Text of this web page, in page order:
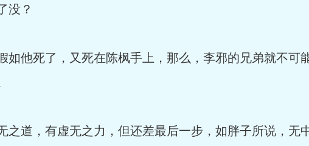
没？
他死了，又死在陈枫手上，那么，李邪的兄弟就不可
道，有虚无之力，但还差最后一步，如胖子所说，无